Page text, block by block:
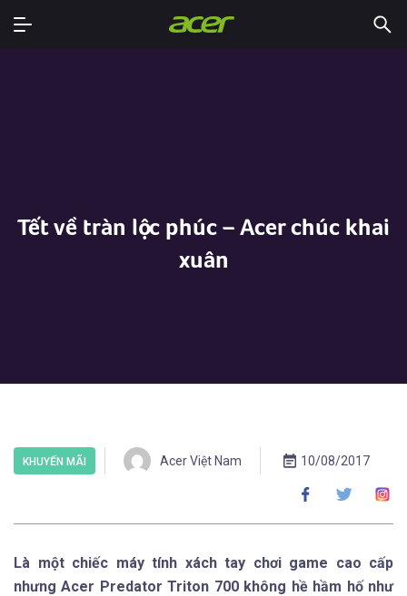
Tết về tràn lộc phúc – Acer chúc khai
xuân
KHUYẾN MÃI Acer Việt Nam 10/08/2017
Là một chiếc máy tính xách tay chơi game cao cấp
nhưng Acer Predator Triton 700 không hề hầm hố như